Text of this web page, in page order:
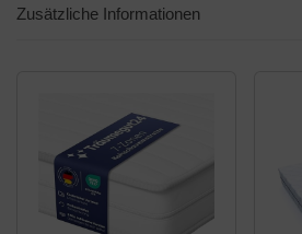
Zusätzliche Informationen